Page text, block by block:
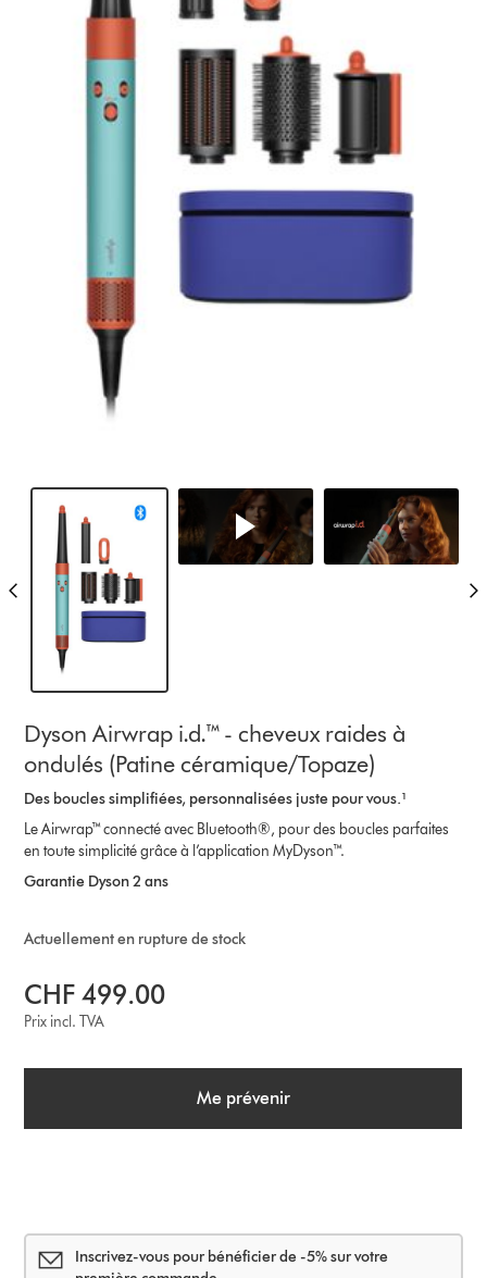
Dyson Airwrap i.d.™ - cheveux raides à
ondulés (Patine céramique/Topaze)
Des boucles simplifiées, personnalisées juste pour vous.¹
Le Airwrap™ connecté avec Bluetooth®, pour des boucles parfaites
en toute simplicité grâce à l’application MyDyson™.
Garantie Dyson 2 ans
Actuellement en rupture de stock
CHF 499.00
Prix incl. TVA
Me prévenir
Inscrivez-vous pour bénéficier de -5% sur votre